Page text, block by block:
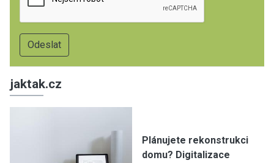
jaktak.cz
Plánujete rekonstrukci
domu? Digitalizace